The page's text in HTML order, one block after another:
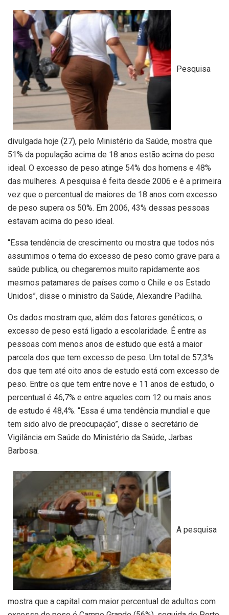
Pesquisa
divulgada hoje (27), pelo Ministério da Saúde, mostra que
51% da população acima de 18 anos estão acima do peso
ideal. O excesso de peso atinge 54% dos homens e 48%
das mulheres. A pesquisa é feita desde 2006 e é a primeira
vez que o percentual de maiores de 18 anos com excesso
de peso supera os 50%. Em 2006, 43% dessas pessoas
estavam acima do peso ideal.
“Essa tendência de crescimento ou mostra que todos nós
assumimos o tema do excesso de peso como grave para a
saúde publica, ou chegaremos muito rapidamente aos
mesmos patamares de países como o Chile e os Estado
Unidos”, disse o ministro da Saúde, Alexandre Padilha.
Os dados mostram que, além dos fatores genéticos, o
excesso de peso está ligado a escolaridade. É entre as
pessoas com menos anos de estudo que está a maior
parcela dos que tem excesso de peso. Um total de 57,3%
dos que tem até oito anos de estudo está com excesso de
peso. Entre os que tem entre nove e 11 anos de estudo, o
percentual é 46,7% e entre aqueles com 12 ou mais anos
de estudo é 48,4%. “Essa é uma tendência mundial e que
tem sido alvo de preocupação”, disse o secretário de
Vigilância em Saúde do Ministério da Saúde, Jarbas
Barbosa.
A pesquisa
mostra que a capital com maior percentual de adultos com